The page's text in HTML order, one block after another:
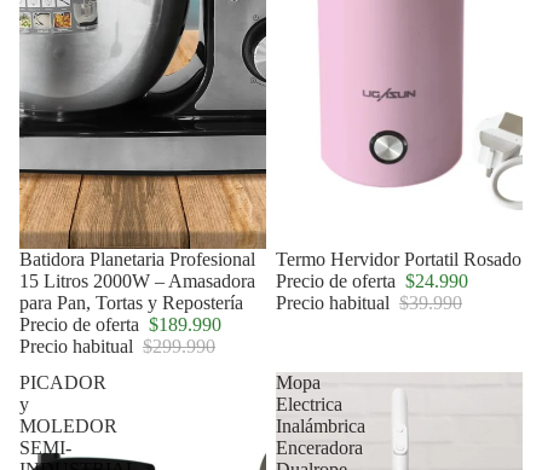
Agotado
Batidora Planetaria Profesional
15 Litros 2000W – Amasadora
para Pan, Tortas y Repostería
Precio de oferta $189.990
Precio habitual $299.990
Oferta
Termo Hervidor Portatil Rosado
Precio de oferta $24.990
Precio habitual $39.990
PICADOR
y
MOLEDOR
SEMI-
Mopa
Electrica
Inalámbrica
Enceradora